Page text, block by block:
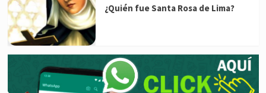
¿Quién fue Santa Rosa de Lima?